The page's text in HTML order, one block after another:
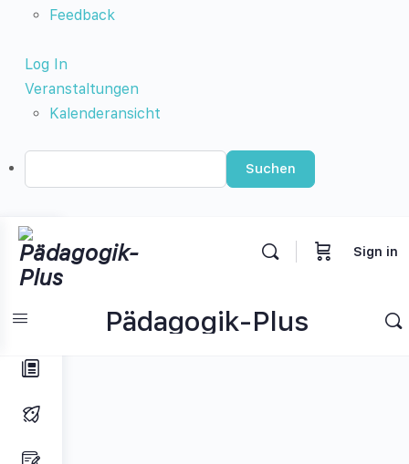
Feedback
Log In
Veranstaltungen
Kalenderansicht
Suchen
Toggle
Side
Sign in
Pädagogik-Plus
Achtsamkeits-Pakete